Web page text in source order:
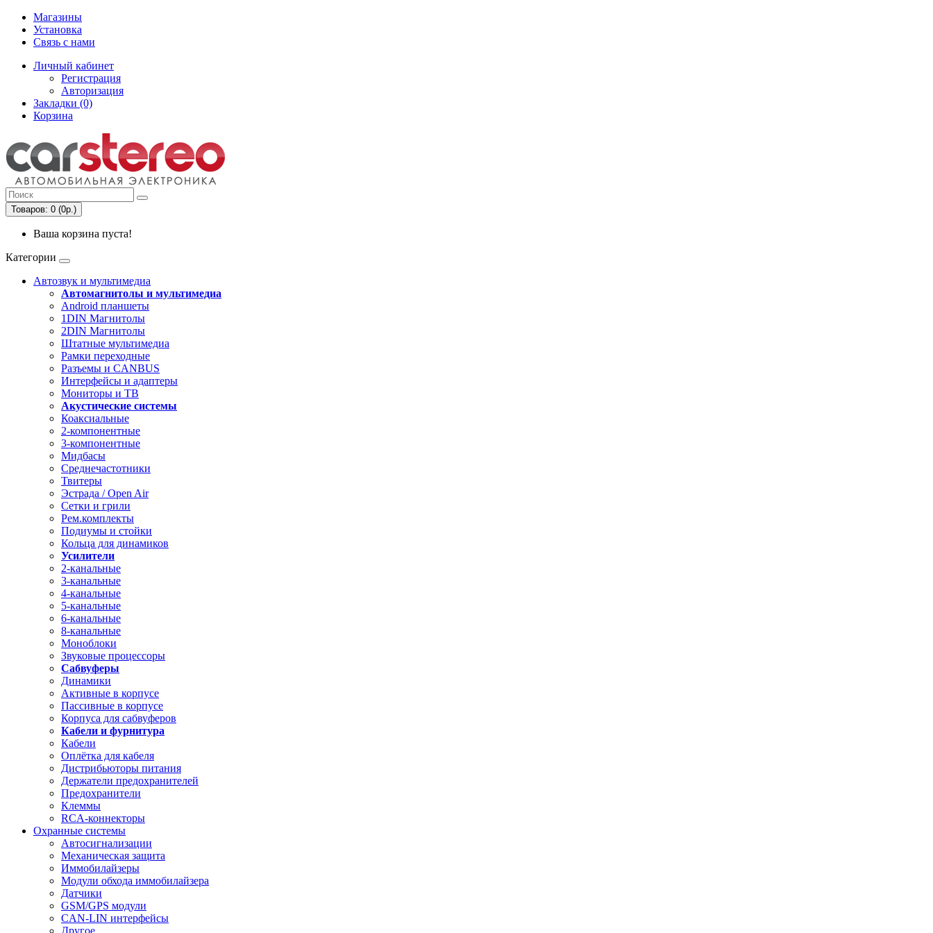
Магазины
Установка
Связь с нами
Личный кабинет
Регистрация
Авторизация
Закладки (0)
Корзина
Товаров: 0 (0р.)
Ваша корзина пуста!
Категории
Автозвук и мультимедиа
Автомагнитолы и мультимедиа
Android планшеты
1DIN Магнитолы
2DIN Магнитолы
Штатные мультимедиа
Рамки переходные
Разъемы и CANBUS
Интерфейсы и адаптеры
Мониторы и ТВ
Акустические системы
Коаксиальные
2-компонентные
3-компонентные
Мидбасы
Среднечастотники
Твитеры
Эстрада / Open Air
Сетки и грили
Рем.комплекты
Подиумы и стойки
Кольца для динамиков
Усилители
2-канальные
3-канальные
4-канальные
5-канальные
6-канальные
8-канальные
Моноблоки
Звуковые процессоры
Сабвуферы
Динамики
Активные в корпусе
Пассивные в корпусе
Корпуса для сабвуферов
Кабели и фурнитура
Кабели
Оплётка для кабеля
Дистрибьюторы питания
Держатели предохранителей
Предохранители
Клеммы
RCA-коннекторы
Охранные системы
Автосигнализации
Механическая защита
Иммобилайзеры
Модули обхода иммобилайзера
Датчики
GSM/GPS модули
CAN-LIN интерфейсы
Другое